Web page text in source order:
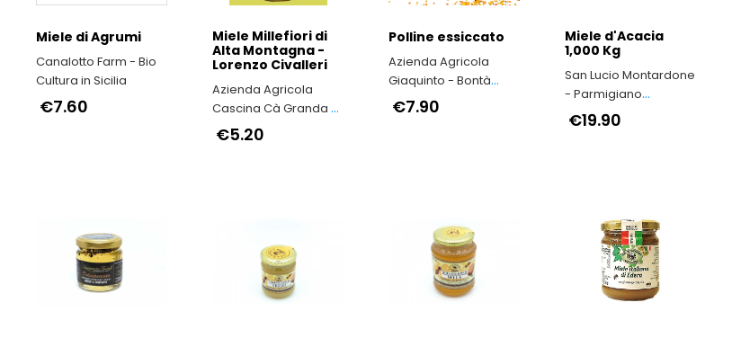
Miele di Agrumi
Canalotto Farm - Bio
Cultura in Sicilia
€7.60
Miele Millefiori di
Alta Montagna -
Lorenzo Civalleri
Azienda Agricola
Cascina Cà Granda -
Nocciola Piemonte
IGP il vero made in
€5.20
Polline essiccato
Azienda Agricola
Giaquinto - Bontà
secondo natura
€7.90
Miele d'Acacia
1,000 Kg
San Lucio Montardone
- Parmigiano
Reggiano di
Montagna
€19.90